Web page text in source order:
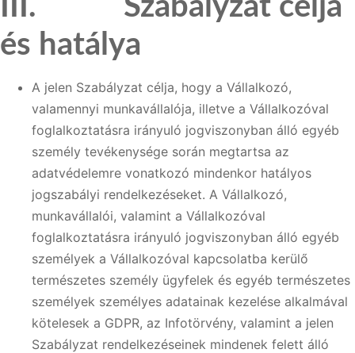
III. Szabályzat célja
és hatálya
A jelen Szabályzat célja, hogy a Vállalkozó,
valamennyi munkavállalója, illetve a Vállalkozóval
foglalkoztatásra irányuló jogviszonyban álló egyéb
személy tevékenysége során megtartsa az
adatvédelemre vonatkozó mindenkor hatályos
jogszabályi rendelkezéseket. A Vállalkozó,
munkavállalói, valamint a Vállalkozóval
foglalkoztatásra irányuló jogviszonyban álló egyéb
személyek a Vállalkozóval kapcsolatba kerülő
természetes személy ügyfelek és egyéb természetes
személyek személyes adatainak kezelése alkalmával
kötelesek a GDPR, az Infotörvény, valamint a jelen
Szabályzat rendelkezéseinek mindenek felett álló